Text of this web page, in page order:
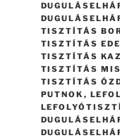
TISZTÍTÁS
TISZTÍTÁS
TISZTÍTÁS
TISZTÍTÁS
TISZTÍTÁS
PUTNOK ,